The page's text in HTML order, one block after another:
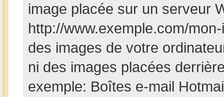
image placée sur un serveur
http://www.exemple.com/
des images de votre
ni des images placées
exemple: Boîtes e-mail